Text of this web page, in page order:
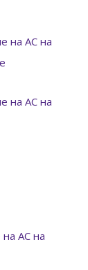
на АС на
на АС на
АС на